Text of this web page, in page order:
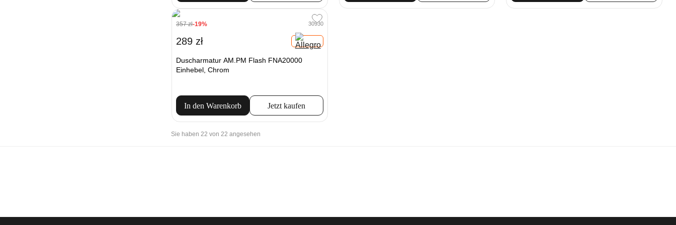
357 zł-19% 30930
289 zł
Duscharmatur AM.PM Flash FNA20000
Einhebel, Chrom
In den Warenkorb Jetzt kaufen
Sie haben 22 von 22 angesehen